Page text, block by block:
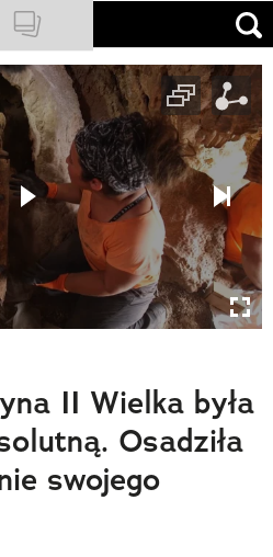
II Wielka była
Osadziła
swojego